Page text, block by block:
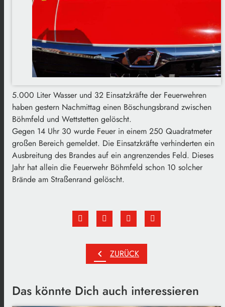
5.000 Liter Wasser und 32 Einsatzkräfte der Feuerwehren
haben gestern Nachmittag einen Böschungsbrand zwischen
Böhmfeld und Wettstetten gelöscht.
Gegen 14 Uhr 30 wurde Feuer in einem 250 Quadratmeter
großen Bereich gemeldet. Die Einsatzkräfte verhinderten ein
Ausbreitung des Brandes auf ein angrenzendes Feld. Dieses
Jahr hat allein die Feuerwehr Böhmfeld schon 10 solcher
Brände am Straßenrand gelöscht.
chevron_left ZURÜCK
Das könnte Dich auch interessieren